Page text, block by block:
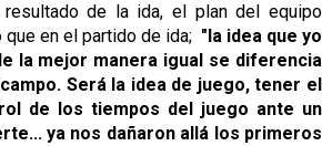
“El objetivo es mejorar la
a inscribir a los nuevos
de la ida, el plan del equipo
en el partido de ida; "l a idea que yo
la mejor manera igual se diferencia
Será la idea de juego, tener el
de los tiempos del juego ante un
ya nos dañaron allá los primeros